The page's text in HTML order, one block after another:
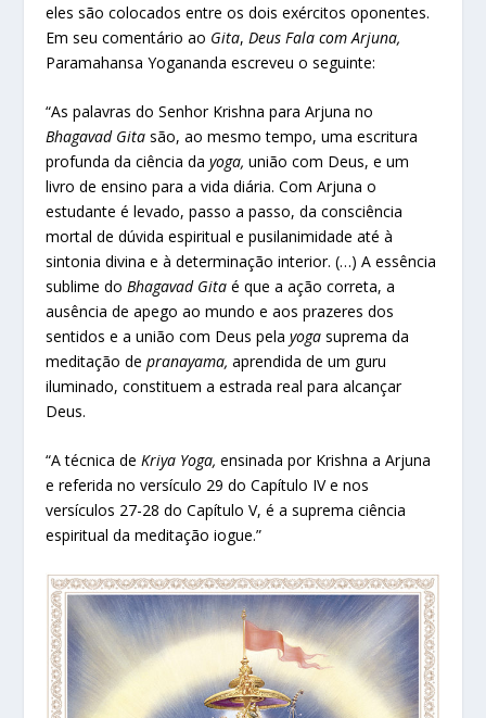
eles são colocados entre os dois exércitos oponentes.
Em seu comentário ao Gita, Deus Fala com Arjuna,
Paramahansa Yogananda escreveu o seguinte:
“As palavras do Senhor Krishna para Arjuna no
Bhagavad Gita são, ao mesmo tempo, uma escritura
profunda da ciência dayoga, união com Deus, e um
livro de ensino para a vida diária. Com Arjuna o
estudante é levado, passo a passo, da consciência
mortal de dúvida espiritual e pusilanimidade até à
sintonia divina e à determinação interior. (…) A essência
sublime doBhagavad Gita é que a ação correta, a
ausência de apego ao mundo e aos prazeres dos
sentidos e a união com Deus pelayoga suprema da
meditação depranayama, aprendida de um guru
iluminado, constituem a estrada real para alcançar
Deus.
“A técnica deKriya Yoga, ensinada por Krishna a Arjuna
e referida no versículo 29 do Capítulo IV e nos
versículos 27-28 do Capítulo V, é a suprema ciência
espiritual da meditação iogue.”